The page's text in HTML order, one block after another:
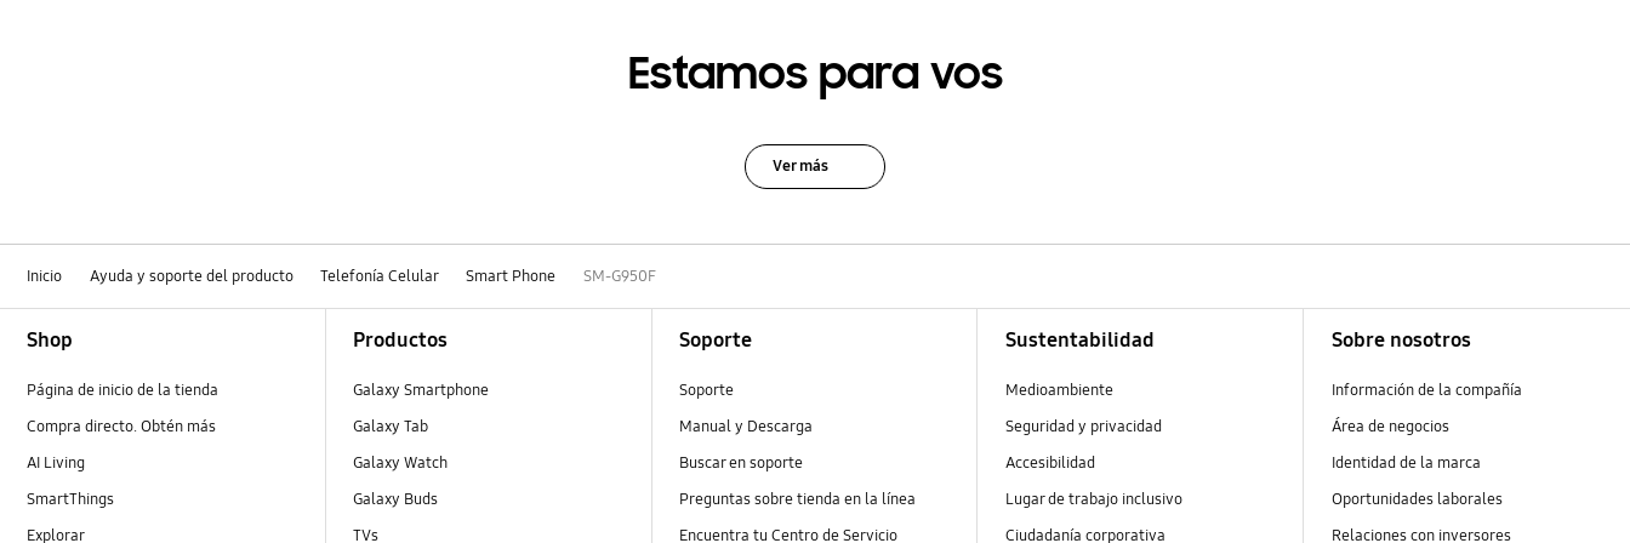
Estamos para vos
Ver más
Inicio Ayuda y soporte del producto Telefonía Celular Smart Phone SM-G950F
Shop
Página de inicio de la tienda
Compra directo. Obtén más
AI Living
SmartThings
Explorar
Productos
Galaxy Smartphone
Galaxy Tab
Galaxy Watch
Galaxy Buds
TVs
Soporte
Soporte
Manual y Descarga
Buscar en soporte
Preguntas sobre tienda en la línea
Encuentra tu Centro de Servicio
Sustentabilidad
Medioambiente
Seguridad y privacidad
Accesibilidad
Lugar de trabajo inclusivo
Ciudadanía corporativa
Sobre nosotros
Información de la compañía
Área de negocios
Identidad de la marca
Oportunidades laborales
Relaciones con inversores